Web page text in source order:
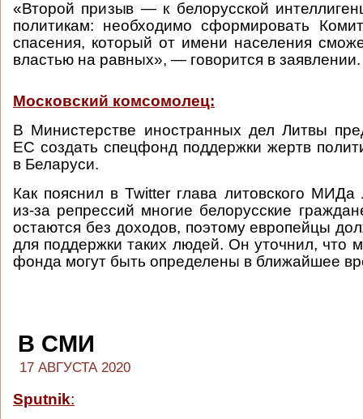
«Второй призыв — к белорусской
политикам: необходимо сформировать
спасения, который от имени населения
властью на равных», — говорится в заявлении.
Московский комсомолец:
В Министерстве иностранных дел Литвы
ЕС создать спецфонд поддержки жертв
в Беларуси.
Как пояснил в Twitter глава литовского МИДа
из-за репрессий многие белорусские
остаются без доходов, поэтому европейцы
для поддержки таких людей. Он уточнил, что
фонда могут быть определены в ближайшее
В СМИ
17 АВГУСТА 2020
Sputnik: